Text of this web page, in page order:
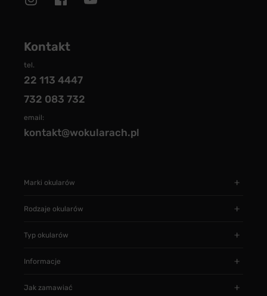
Kontakt
tel.
22 113 4447
732 083 732
email:
kontakt@wokularach.pl
Marki okularów
Rodzaje okularów
Typ okularów
Informacje
Jak zamawiać